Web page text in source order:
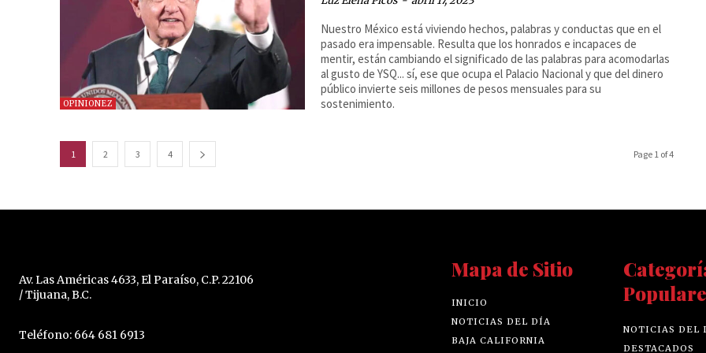
OPINIONEZ
Nuestro México está viviendo hechos, palabras y conductas que en el
pasado era impensable. Resulta que los honrados e incapaces de
mentir, están cambiando el significado de las palabras para acomodarlas
al gusto de YSQ... sí, ese que ocupa el Palacio Nacional y que del dinero
público invierte seis millones de pesos mensuales para su
sostenimiento.
1 2 3 4 Page 1 of 4
Av. Las Américas 4633, El Paraíso, C.P. 22106
/ Tijuana, B.C.
Teléfono: 664 681 6913
Mapa de Sitio
INICIO
NOTICIAS DEL DÍA
BAJA CALIFORNIA
NOTICIAS DEL
DESTACADOS